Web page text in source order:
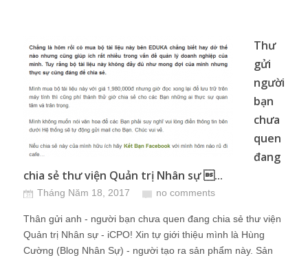
Thư
gửi
người
bạn
chưa
quen
đang
chia sẻ thư viện Quản trị Nhân sự ...
Tháng Năm 18, 2017 no comments
Thân gửi anh - người bạn chưa quen đang chia sẻ thư viện
Quản trị Nhân sự - iCPO! Xin tự giới thiệu mình là Hùng
Cường (Blog Nhân Sự) - người tạo ra sản phẩm này. Sản